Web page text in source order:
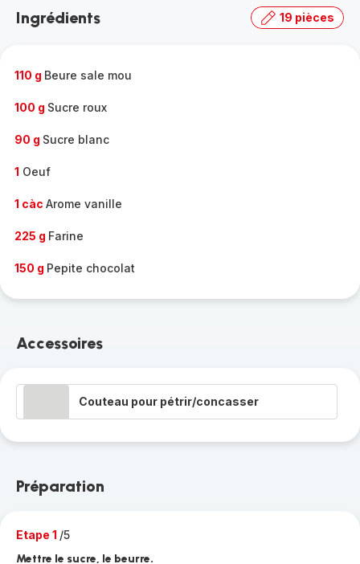
gamme
Ingrédients 19 pièces
110 g Beure sale mou
100 g Sucre roux
90 g Sucre blanc
1 Oeuf
1 càc Arome vanille
225 g Farine
150 g Pepite chocolat
Accessoires
Couteau pour pétrir/concasser
Préparation
Etape 1 /5
Mettre le sucre, le beurre.